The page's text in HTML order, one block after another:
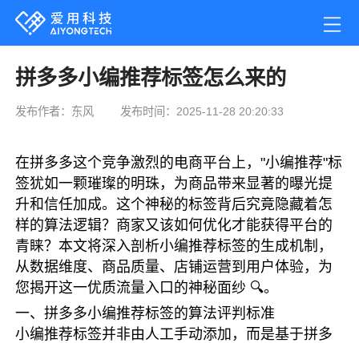
拼多多小编推荐标签怎么来的
发布作者：东风 发布时间：2025-11-28 20:20:33
在拼多多这个竞争激烈的电商平台上，"小编推荐"标
签犹如一颗璀璨的明珠，为商品带来显著的曝光提
升和信任加成。这个神秘的标签背后究竟隐藏着怎
样的算法逻辑？商家又该如何优化才能获得平台的
青睐？本文将深入剖析小编推荐标签的生成机制，
从数据维度、商品质量、店铺运营到用户体验，为
您揭开这一优质流量入口的神秘面纱 🔍。
一、拼多多小编推荐标签的算法评判标准
小编推荐标签并非由人工手动添加，而是基于拼多